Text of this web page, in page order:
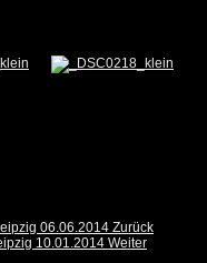
06.06.2014 Zurück
10.01.2014 Weiter